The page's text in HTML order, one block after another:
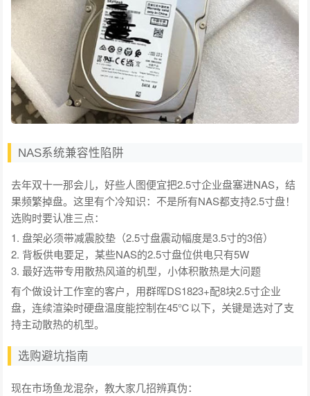
NAS系统兼容性陷阱
去年双十一那会儿，好些人图便宜把2.5寸企业盘塞进NAS，结
果频繁掉盘。这里有个冷知识：不是所有NAS都支持2.5寸盘！
选购时要认准三点：
1. 盘架必须带减震胶垫（2.5寸盘震动幅度是3.5寸的3倍）
2. 背板供电要足，某些NAS的2.5寸盘位供电只有5W
3. 最好选带专用散热风道的机型，小体积散热是大问题
有个做设计工作室的客户，用群晖DS1823+配8块2.5寸企业
盘，连续渲染时硬盘温度能控制在45℃以下，关键是选对了支
持主动散热的机型。
选购避坑指南
现在市场鱼龙混杂，教大家几招辨真伪：